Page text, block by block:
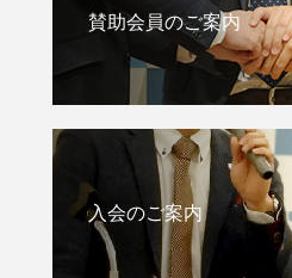
賛助会員のご案内
入会のご案内